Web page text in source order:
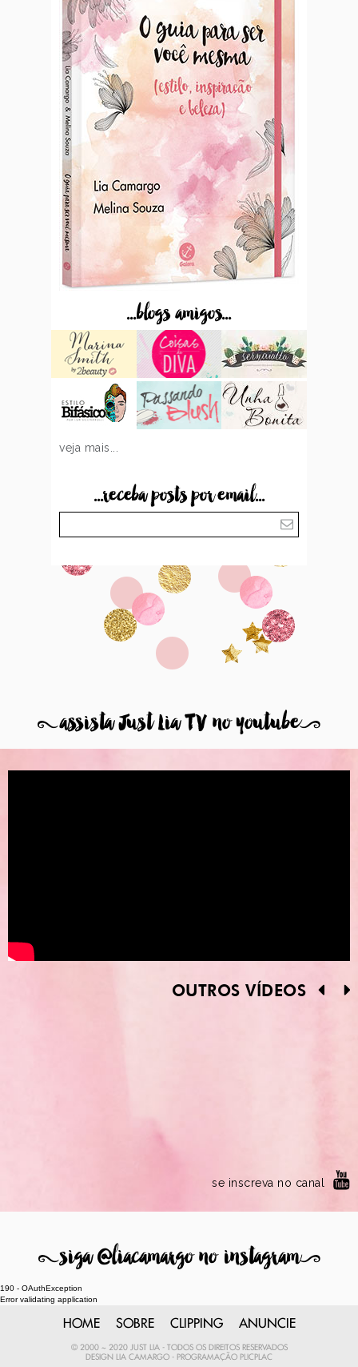
...blogs amigos...
veja mais...
...receba posts por email...
8assista Just Lia TV no youtube9
OUTROS VÍDEOS
se inscreva no canal
8siga @liacamargo no instagram9
190 - OAuthException
Error validating application
HOME SOBRE CLIPPING ANUNCIE
© 2000 ~ 2020 JUST LIA - TODOS OS DIREITOS RESERVADOS
DESIGN
LIA CAMARGO - PROGRAMAÇÃO PLICPLAC